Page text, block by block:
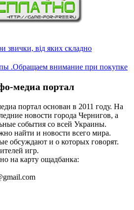
звички, від яких складно
.Обращаем внимание при покупке
медиа портал
портал основан в 2011 году. На
новости города Чернигов, а
события со всей Украины.
найти и новости всего мира.
обсуждают и о которых говорят.
игр.
на карту ощадбанка: